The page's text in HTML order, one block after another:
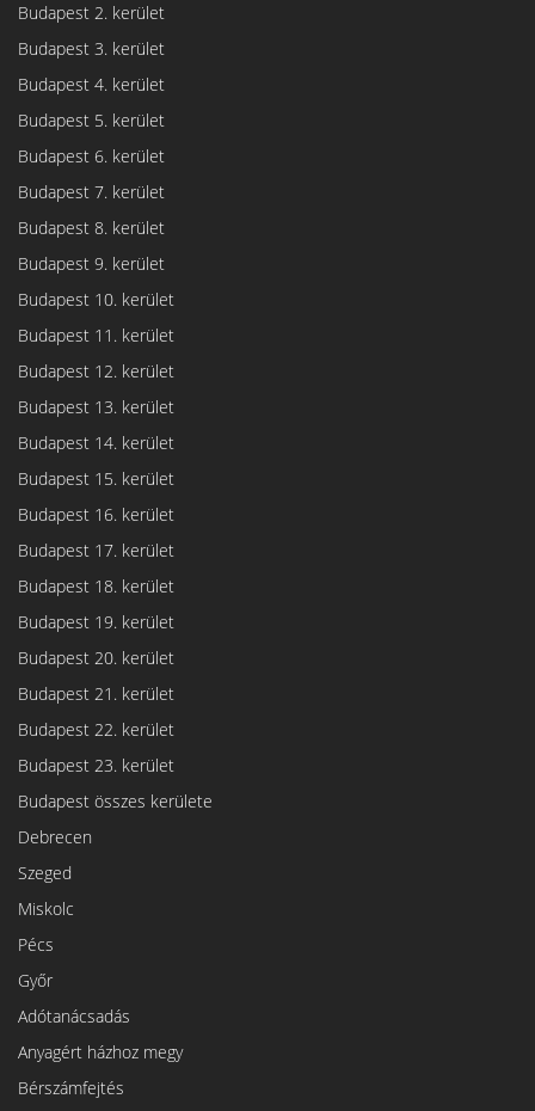
Budapest 2. kerület
Budapest 3. kerület
Budapest 4. kerület
Budapest 5. kerület
Budapest 6. kerület
Budapest 7. kerület
Budapest 8. kerület
Budapest 9. kerület
Budapest 10. kerület
Budapest 11. kerület
Budapest 12. kerület
Budapest 13. kerület
Budapest 14. kerület
Budapest 15. kerület
Budapest 16. kerület
Budapest 17. kerület
Budapest 18. kerület
Budapest 19. kerület
Budapest 20. kerület
Budapest 21. kerület
Budapest 22. kerület
Budapest 23. kerület
Budapest összes kerülete
Debrecen
Szeged
Miskolc
Pécs
Győr
Adótanácsadás
Anyagért házhoz megy
Bérszámfejtés